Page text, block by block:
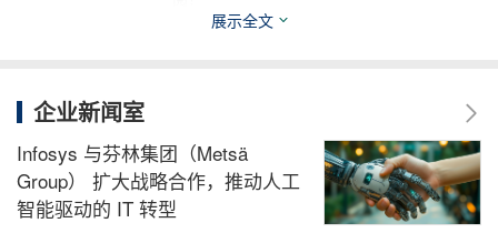
分享到：
展示全文
企业新闻室
Infosys 与芬林集团（Metsä
Group） 扩大战略合作，推动人工
智能驱动的 IT 转型